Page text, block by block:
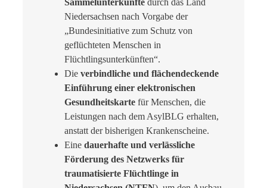
Sammelunterkünfte durch das Land
Niedersachsen nach Vorgabe der
„Bundesinitiative zum Schutz von
geflüchteten Menschen in
Flüchtlingsunterkünften“.
Die verbindliche und flächendeckende
Einführung einer elektronischen
Gesundheitskarte für Menschen, die
Leistungen nach dem AsylBLG erhalten,
anstatt der bisherigen Krankenscheine.
Eine dauerhafte und verlässliche
Förderung des Netzwerks für
traumatisierte Flüchtlinge in